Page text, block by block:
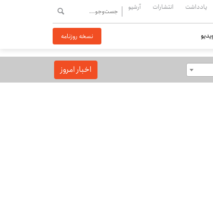
یادداشت انتشارات آرشیو
نسخه روزنامه
اخبار امروز